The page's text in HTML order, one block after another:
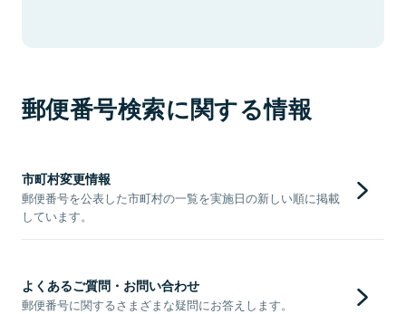
郵便番号検索に関する情報
市町村変更情報
郵便番号を公表した市町村の一覧を実施日の新しい順に掲載
しています。
よくあるご質問・お問い合わせ
郵便番号に関するさまざまな疑問にお答えします。